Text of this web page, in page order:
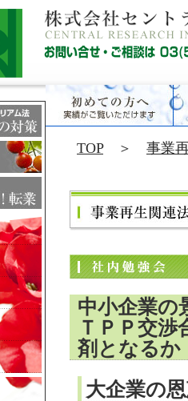
TOP＞ 事業
中小企業の
ＴＰＰ交渉
剤となるか
大企業の